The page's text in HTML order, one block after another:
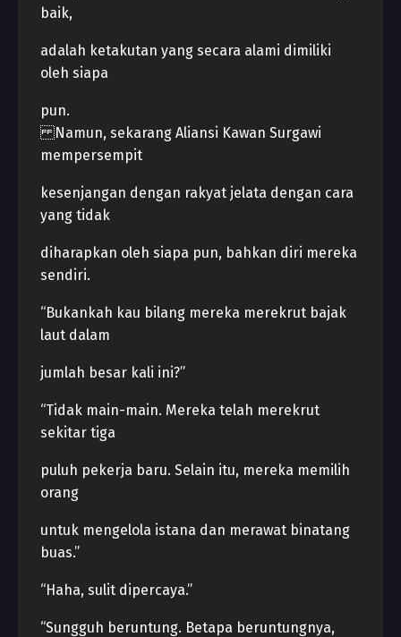
baik,
adalah ketakutan yang secara alami dimiliki
oleh siapa
pun.
Namun, sekarang Aliansi Kawan Surgawi
mempersempit
kesenjangan dengan rakyat jelata dengan cara
yang tidak
diharapkan oleh siapa pun, bahkan diri mereka
sendiri.
“Bukankah kau bilang mereka merekrut bajak
laut dalam
jumlah besar kali ini?”
“Tidak main-main. Mereka telah merekrut
sekitar tiga
puluh pekerja baru. Selain itu, mereka memilih
orang
untuk mengelola istana dan merawat binatang
buas.”
“Haha, sulit dipercaya.”
“Sungguh beruntung. Betapa beruntungnya,